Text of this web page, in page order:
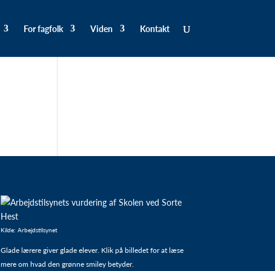
For fagfolk Viden Kontakt
Kilde: Arbejdstilsynet
Glade lærere giver glade elever. Klik på billedet for at læse
mere om hvad den grønne smiley betyder.